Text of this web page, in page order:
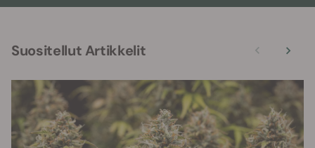
Suositellut Artikkelit